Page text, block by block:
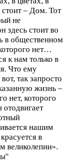
– Дом. Тот
не
здесь стоит во
в общественном
нет…
к нам только в
Что ему
так запросто
жизнь –
нет, которого
нашим
в
великолепии».